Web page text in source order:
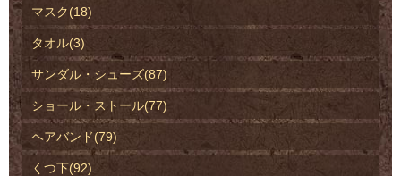
マスク(18)
タオル(3)
サンダル・シューズ(87)
ショール・ストール(77)
ヘアバンド(79)
くつ下(92)